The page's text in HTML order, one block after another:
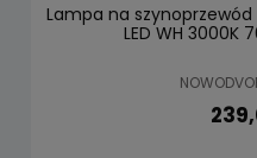
Lampa na szynoprzewód
LED WH 3000K